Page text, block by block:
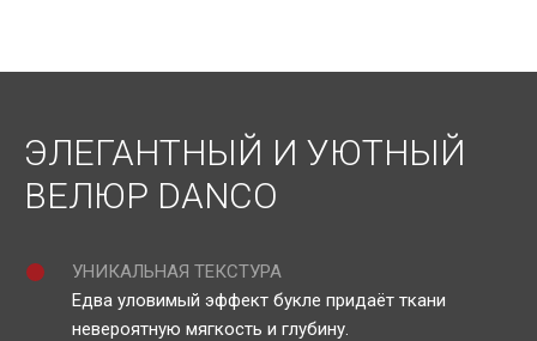
ЭЛЕГАНТНЫЙ И УЮТНЫЙ
ВЕЛЮР DANCO
УНИКАЛЬНАЯ ТЕКСТУРА
Едва уловимый эффект букле придаёт ткани
невероятную мягкость и глубину.